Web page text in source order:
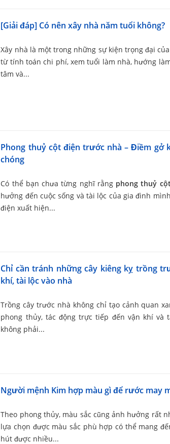
[Giải đáp] Có nên xây nhà năm tuổi không?
Xây nhà là một trong những sự kiện trọng đại
từ tính toán chi phí, xem tuổi làm nhà, hướng
tâm và...
Phong thuỷ cột điện trước nhà – Điềm gở
chóng
Có thể bạn chưa từng nghĩ rằng phong thuỷ
hưởng đến cuộc sống và tài lộc của gia đình
điện xuất hiện...
Chỉ cần tránh những cây kiêng kỵ trồng
khí, tài lộc vào nhà
Trồng cây trước nhà không chỉ tạo cảnh quan
phong thủy, tác động trực tiếp đến vận khí và
không phải...
Người mệnh Kim hợp màu gì để rước may
Theo phong thủy, màu sắc cũng ảnh hưởng rất
lựa chọn được màu sắc phù hợp có thể mang
hút được nhiều...